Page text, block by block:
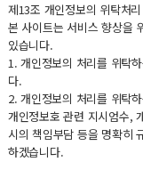
제13조 개인정보의 위탁처리
본 사이트는 서비스 향상을
있습니다.
1. 개인정보의 처리를 위탁
다.
2. 개인정보의 처리를 위탁
개인정보호 관련 지시엄수,
시의 책임부담 등을 명확히
하겠습니다.